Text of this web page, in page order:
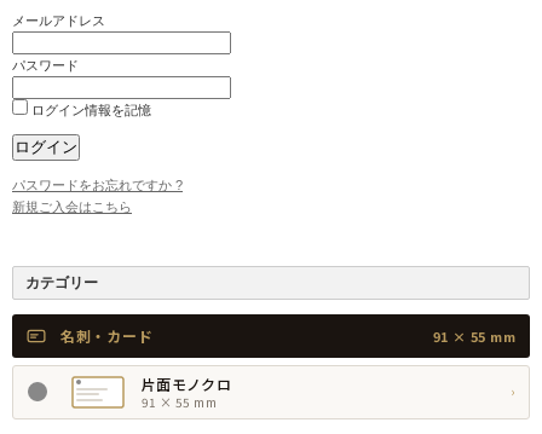
メールアドレス
パスワード
ログイン情報を記憶
パスワードをお忘れですか ?
新規ご入会はこちら
カテゴリー
名刺・カード 91 × 55 mm
片面モノクロ
91 × 55 mm
›